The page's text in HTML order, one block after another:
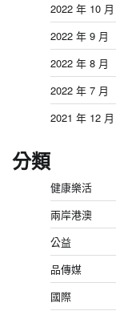
2022 年 10 月
2022 年 9 月
2022 年 8 月
2022 年 7 月
2021 年 12 月
分類
健康樂活
兩岸港澳
公益
品傳媒
國際